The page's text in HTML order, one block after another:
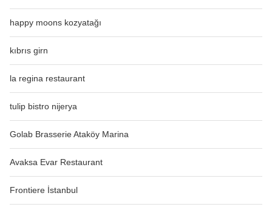
happy moons kozyatağı
kıbrıs girn
la regina restaurant
tulip bistro nijerya
Golab Brasserie Ataköy Marina
Avaksa Evar Restaurant
Frontiere İstanbul